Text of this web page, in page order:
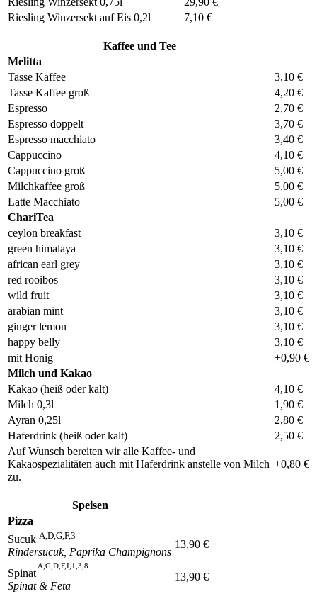
Riesling Winzersekt auf Eis 0,2l
7,10 €
Kaffee und Tee
Melitta
Tasse Kaffee
3,10 €
Tasse Kaffee groß
4,20 €
Espresso
2,70 €
Espresso doppelt
3,70 €
Espresso macchiato
3,40 €
Cappuccino
4,10 €
Cappuccino groß
5,00 €
Milchkaffee groß
5,00 €
Latte Macchiato
5,00 €
ChariTea
ceylon breakfast
3,10 €
green himalaya
3,10 €
african earl grey
3,10 €
red rooibos
3,10 €
wild fruit
3,10 €
arabian mint
3,10 €
ginger lemon
3,10 €
happy belly
3,10 €
mit Honig
+0,90 €
Milch und Kakao
Kakao (heiß oder kalt)
4,10 €
Milch 0,3l
1,90 €
Ayran 0,25l
2,80 €
Haferdrink (heiß oder kalt)
2,50 €
Auf Wunsch bereiten wir alle Kaffee- und
Kakaospezialitäten auch mit Haferdrink anstelle von Milch
zu.
+0,80 €
Speisen
Pizza
Sucuk A,D,G,F,3
Rindersucuk, Paprika Champignons
13,90 €
Spinat
A,G,D,F,I,1,3,8
Spinat & Feta
13,90 €